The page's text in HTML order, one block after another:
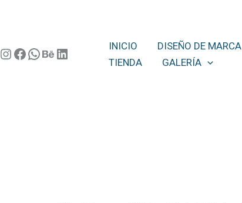
Instagram
Facebook
WhatsApp
Behance
LinkedIn INICIO DISEÑO DE MARCA
TIENDA
GALERÍA